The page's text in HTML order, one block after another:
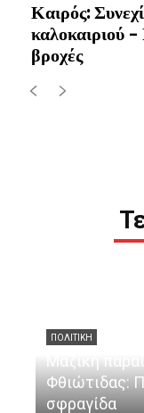
Καιρός:
καλοκαιριού
βροχές
ΠΟΛΙΤΙΚΗ
Μαζική
Φθιώτιδας:
σφραγίδα